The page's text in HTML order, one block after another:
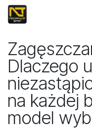
Przejdź do zawartości
Dlaczego
na każdej
model